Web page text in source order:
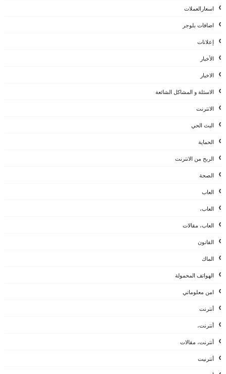
اسعارالعملات
اضافات بلوجر
إعلانات
الأخبار
الاخبار
الاسئلة و المشاكل الشائعة
الانترنت
البث الحي
الحماية
الربح من الانترنت
الصحة
العاب
العاب،
العاب، مقالات
القانون
الماك
الهواتف المحمولة
امن معلوماتي
أنترنت
أنترنت،
أنترنت، مقالات
أنترنيت